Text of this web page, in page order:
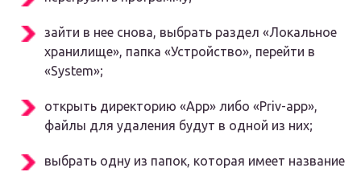
зайти в нее снова, выбрать раздел «Локальное
хранилище», папка «Устройство», перейти в
«System»;
открыть директорию «App» либо «Priv-app»,
файлы для удаления будут в одной из них;
выбрать одну из папок, которая имеет название